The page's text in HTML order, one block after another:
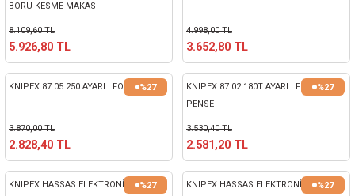
BORU KESME MAKASI
8.109,60 TL
5.926,80 TL
4.998,00 TL
3.652,80 TL
%27
KNIPEX 87 05 250 AYARLI FORT PENSE
3.870,00 TL
2.828,40 TL
%27
KNIPEX 87 02 180T AYARLI FORT
PENSE
3.530,40 TL
2.581,20 TL
%27
KNIPEX HASSAS ELEKTRONİKÇİ YAN
%27
KNIPEX HASSAS ELEKTRONİKÇİ YAN